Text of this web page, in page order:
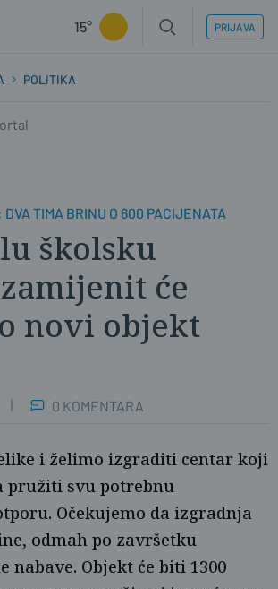
15° PRIJAVA
POLITIKA
TIMA BRINU O 600 PACIJENATA
školsku
će
novi objekt
0 KOMENTARA
i želimo izgraditi centar koji
pružiti svu potrebnu
Očekujemo da izgradnja
odmah po završetku
nabave. Objekt će biti 1300